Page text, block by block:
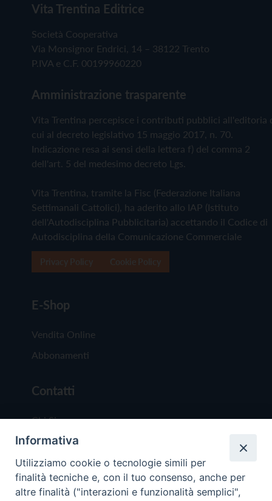
Vita Trentina Editrice
Società Cooperativa
Via Monsignor Endrici, 14 – 38122 Trento
P.IVA e C.F. 00199960220
Amministrazione trasparente
Vita Trentina percepisce i contributi pubblici all'editoria
cui al decreto legislativo 15 maggio 2017, n. 70.
Indicazione resa ai sensi della lettera f) del comma 2
dell'art. 5 del medesimo decreto Lgs.
Vita Trentina, tramite la Fisc (Federazione Italiana
Settimanali Cattolici), ha aderito allo IAP (Istituto
dell'Autodisciplina Pubblicitaria) accettando il Codice di
Autodisciplina della Comunicazione Commerciale
E-Shop
Vendita Online
Abbonamenti
Contatti
Chi Siamo
Redazione
Scrivici
Informativa
Utilizziamo cookie o tecnologie simili per
finalità tecniche e, con il tuo consenso, anche per
altre finalità ("interazioni e funzionalità semplici",